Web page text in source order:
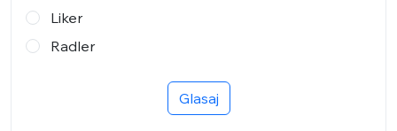
Liker
Radler
Glasaj